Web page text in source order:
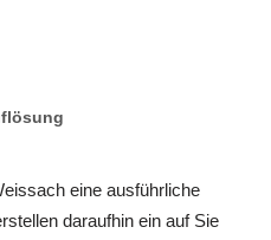
eine ausführliche
daraufhin ein auf Sie